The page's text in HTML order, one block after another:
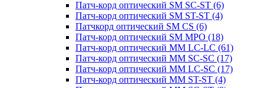
Патч-корд оптический SM SC-ST (6)
Патч-корд оптический SM ST-ST (4)
Патчкорд оптический SM CS (6)
Патч-корд оптический SM MPO (18)
Патч-корд оптический MM LC-LC (61)
Патч-корд оптический MM SC-SC (17)
Патч-корд оптический MM LC-SC (17)
Патч-корд оптический MM ST-ST (4)